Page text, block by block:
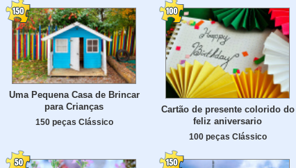
Uma Pequena Casa de Brincar
para Crianças
150 peças Clássico
Cartão de presente colorido do
feliz aniversario
100 peças Clássico